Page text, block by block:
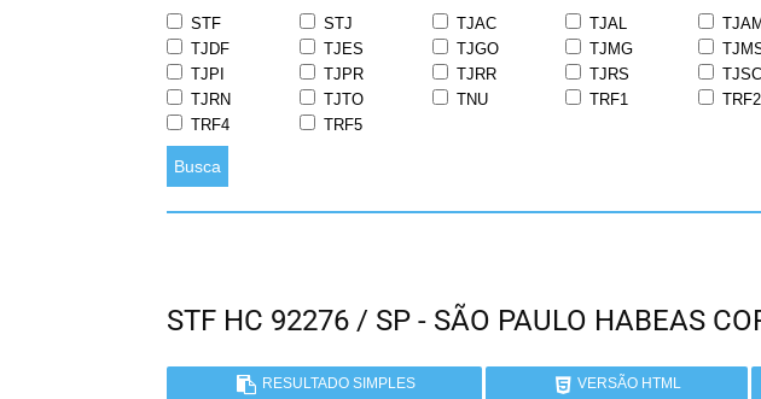
STF STJ TJAC TJAL TJAM
TJDF
TJES TJGO TJMG
TJPI
TJPR TJRR TJRS TJSC
TJRN
TJTO TNU TRF1 TRF2
TRF4
TRF5
Busca
STF HC 92276 / SP - SÃO PAULO HABEAS
RESULTADO SIMPLES VERSÃO HTML